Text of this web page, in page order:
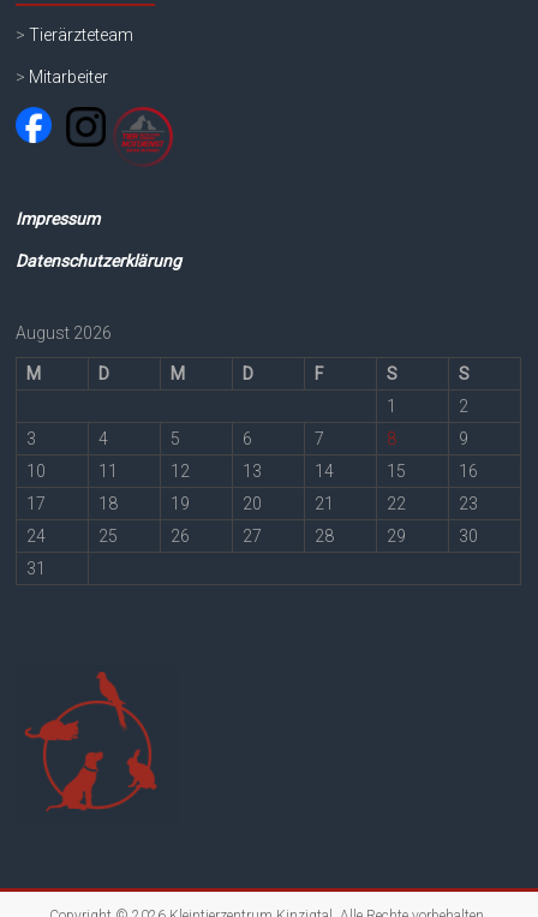
>Tierärzteteam
> Mitarbeiter
Impressum
Datenschutzerklärung
August 2026
M D M D F S
S
1
2
3
4 5 6 7 8
9
10
11 12 13 14 15
16
17
18 19 20 21 22
23
24
25 26 27 28 29
30
31